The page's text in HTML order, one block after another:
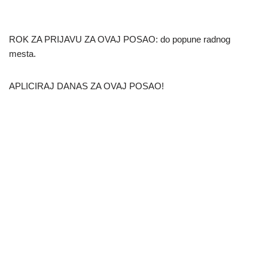
ROK ZA PRIJAVU ZA OVAJ POSAO: do popune radnog
mesta.
APLICIRAJ DANAS ZA OVAJ POSAO!